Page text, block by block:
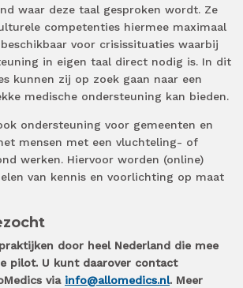
waar deze taal gesproken wordt. Ze
competenties hiermee maximaal
voor crisissituaties waarbij
in eigen taal direct nodig is. In dit
kunnen zij op zoek gaan naar een
medische ondersteuning kan bieden.
ondersteuning voor gemeenten en
mensen met een vluchteling- of
werken. Hiervoor worden (online)
van kennis en voorlichting op maat
door heel Nederland die mee
pilot. U kunt daarover contact
via info@allomedics.nl. Meer